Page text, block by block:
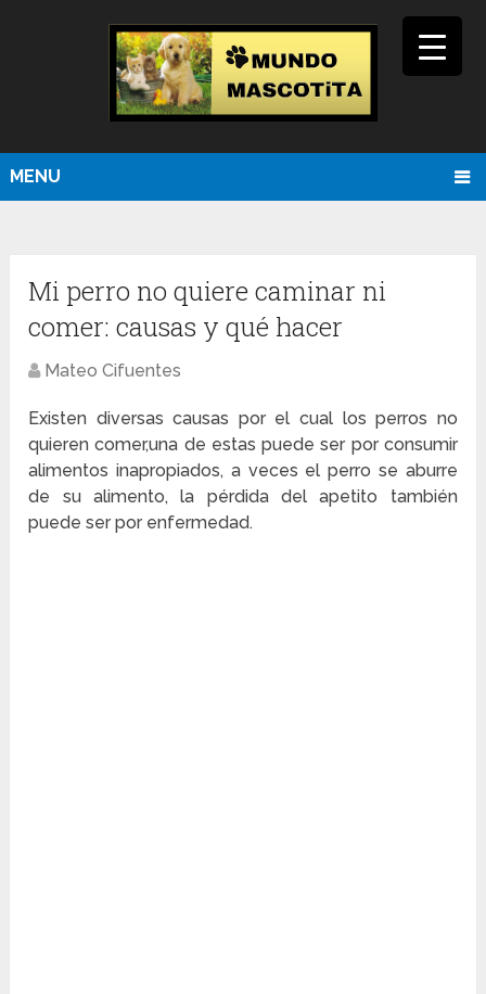
MENU
Mi perro no quiere caminar ni
comer: causas y qué hacer
Mateo Cifuentes
Existen diversas causas por el cual los perros no
quieren comer,una de estas puede ser por consumir
alimentos inapropiados, a veces el perro se aburre
de su alimento, la pérdida del apetito también
puede ser por enfermedad.